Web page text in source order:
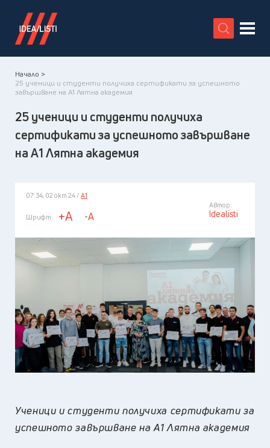
X
Начало >
25 ученици и студенти получиха сертификати за успешното
завършване на А1 Лятна академия
25 ученици и студенти получиха
сертификати за успешното завършване
на А1 Лятна академия
07:34, 02 окт 24 / А1
Шрифт: +A -A
Автор:
Idealisti
Ученици и студенти получиха сертификати за
успешното завършване на А1 Лятна академия